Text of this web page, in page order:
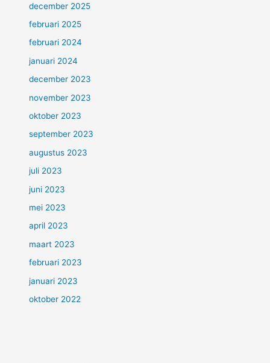
december 2025
februari 2025
februari 2024
januari 2024
december 2023
november 2023
oktober 2023
september 2023
augustus 2023
juli 2023
juni 2023
mei 2023
april 2023
maart 2023
februari 2023
januari 2023
oktober 2022